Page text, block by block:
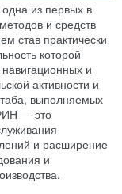
из первых в
и средств
став практически
которой
и
активности и
выполняемых
— это
и расширение
и